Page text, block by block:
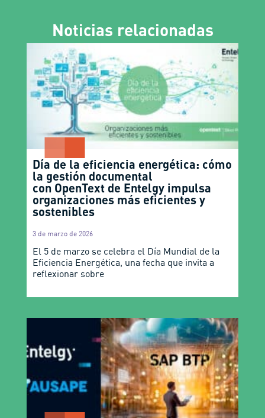
Noticias relacionadas
Día de la eficiencia energética: cómo
la gestión documental
con OpenText de Entelgy impulsa
organizaciones más eficientes y
sostenibles
3 de marzo de 2026
El 5 de marzo se celebra el Día Mundial de la
Eficiencia Energética, una fecha que invita a
reflexionar sobre